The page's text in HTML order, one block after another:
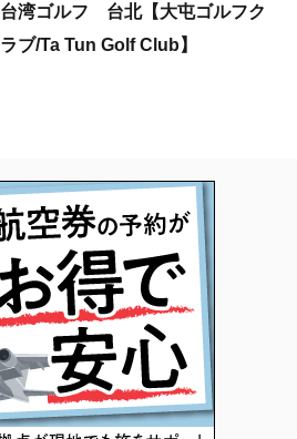
台湾ゴルフ 台北【大屯ゴルフク
ラブ/Ta Tun Golf Club】